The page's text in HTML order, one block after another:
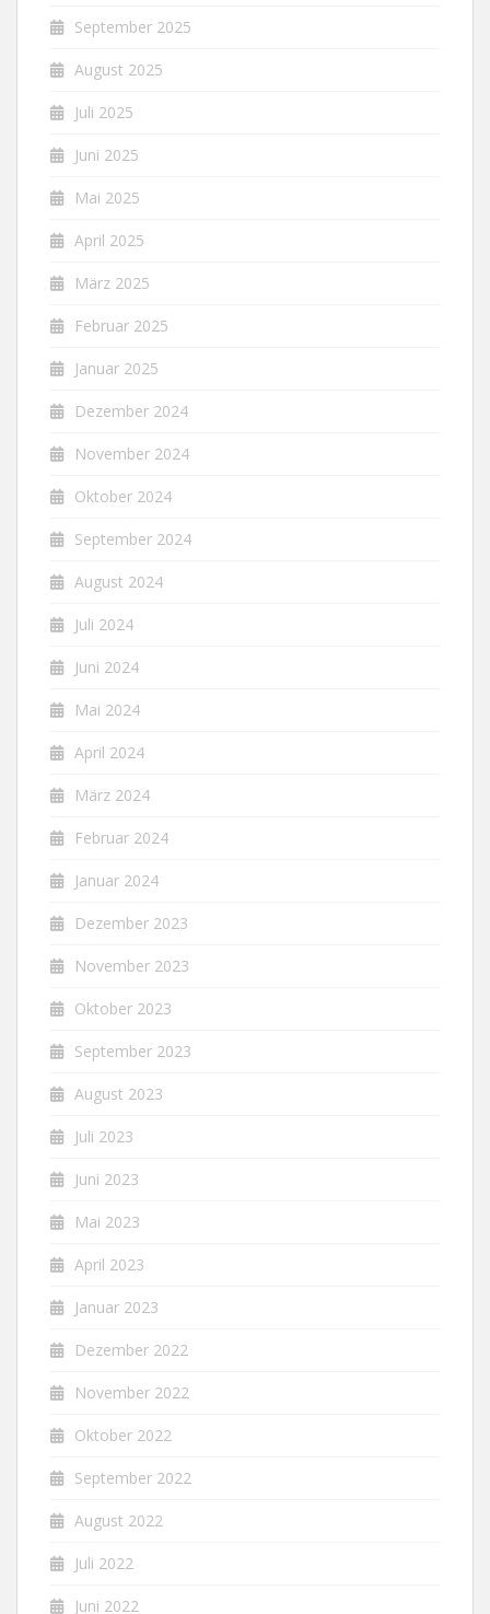
September 2025
August 2025
Juli 2025
Juni 2025
Mai 2025
April 2025
März 2025
Februar 2025
Januar 2025
Dezember 2024
November 2024
Oktober 2024
September 2024
August 2024
Juli 2024
Juni 2024
Mai 2024
April 2024
März 2024
Februar 2024
Januar 2024
Dezember 2023
November 2023
Oktober 2023
September 2023
August 2023
Juli 2023
Juni 2023
Mai 2023
April 2023
Januar 2023
Dezember 2022
November 2022
Oktober 2022
September 2022
August 2022
Juli 2022
Juni 2022